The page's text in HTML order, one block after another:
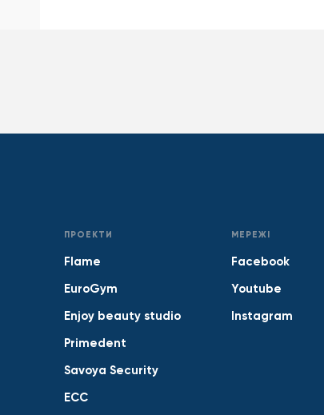
ПРОЕКТИ
Flame
EuroGym
Enjoy beauty studio
Primedent
Savoya Security
ECC
МЕРЕЖІ
Facebook
Youtube
Instagram